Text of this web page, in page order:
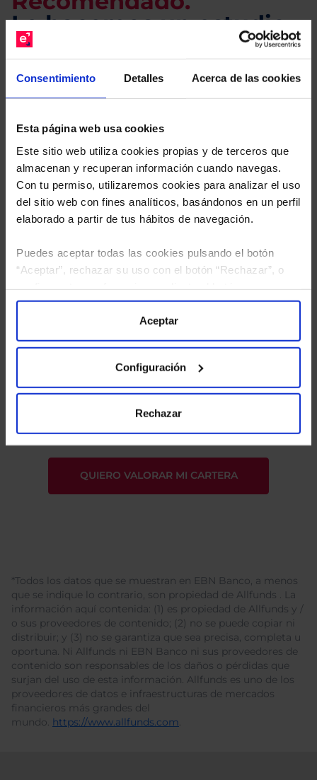
Consentimiento Detalles Acerca de las cookies
Esta página web usa cookies
Este sitio web utiliza cookies propias y de terceros que
almacenan y recuperan información cuando navegas.
Con tu permiso, utilizaremos cookies para analizar el uso
del sitio web con fines analíticos, basándonos en un perfil
elaborado a partir de tus hábitos de navegación.
Puedes aceptar todas las cookies pulsando el botón
“Aceptar”, rechazar su uso con el botón “Rechazar”, o
“Configuración”. Consulta nuestraPolítica
para más información.
Aceptar
Configuración
Rechazar
Le hacemos un estudio
gratuito de su cartera.
Descárguese el archivoe indíquenos los ISINs de
sus Fondos y nuestros expertos le enviarán un
Limpias con las que podrá ahorrar en sus costes.
tratamiento de mis datos personales.
*Todos los datos que se muestran en EBN Banco, a menos
que se indique lo contrario, son propiedad de Allfunds . La
información aquí contenida: (1) es propiedad de Allfunds y /
o sus proveedores de contenido; (2) no se puede copiar ni
distribuir; y (3) no se garantiza que sea precisa, completa u
oportuna. Ni Allfunds ni EBN Banco ni sus proveedores de
contenido son responsables de los daños o pérdidas que
surjan del uso de esta información. Allfunds es uno de los
proveedores de datos e infraestructuras de mercados
financieros más grandes del
mundo. https://www.allfunds.com.